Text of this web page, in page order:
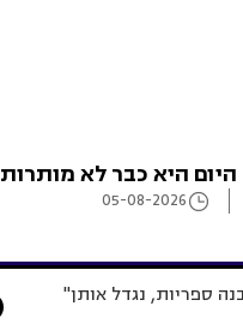
היא כבר לא מותרות
05-08-2026